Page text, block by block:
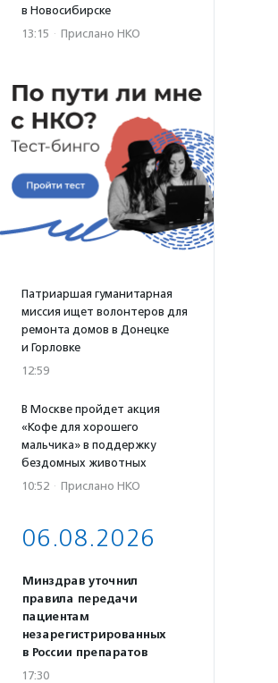
в Новосибирске
13:15 · Прислано НКО
Патриаршая гуманитарная
миссия ищет волонтеров для
ремонта домов в Донецке
и Горловке
12:59
В Москве пройдет акция
«Кофе для хорошего
мальчика» в поддержку
бездомных животных
10:52 · Прислано НКО
06.08.2026
Минздрав уточнил
правила передачи
пациентам
незарегистрированных
в России препаратов
17:30